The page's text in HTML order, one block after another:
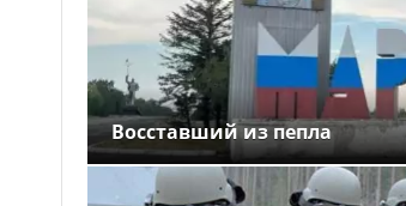
Восставший из пепла